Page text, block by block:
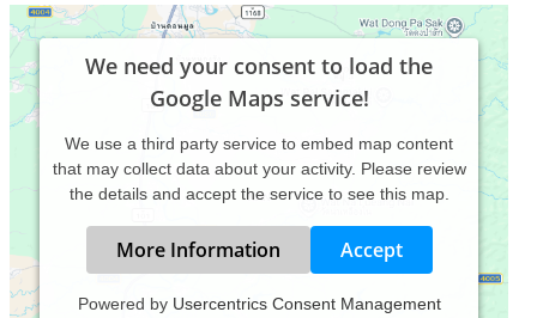
We need your consent to load the
Google Maps service!
We use a third party service to embed map content
that may collect data about your activity. Please review
the details and accept the service to see this map.
More Information Accept
Powered by Usercentrics Consent Management